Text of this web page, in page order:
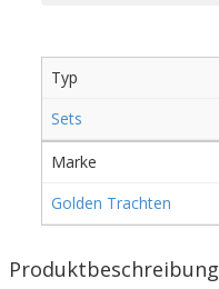
Typ
Sets
Marke
Golden Trachten
Produktbeschreibung